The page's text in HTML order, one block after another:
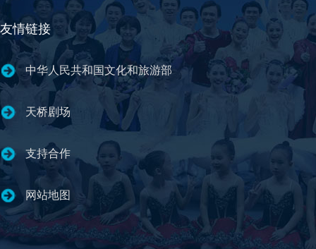
友情链接
中华人民共和国文化和旅游部
天桥剧场
支持合作
网站地图